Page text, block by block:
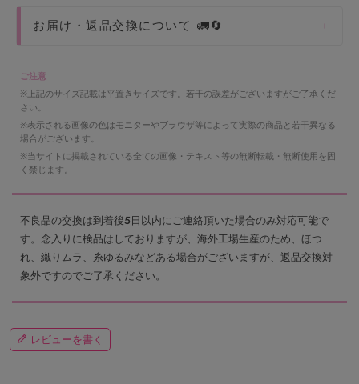
お届け・返品交換について 🚛🔄 ＋
ご注意
※上記のサイズ記載は平置きサイズです。若干の誤差がございますがご了承くだ
さい。
※表示される画像の色はモニターやブラウザ等によって実際の商品と若干異なる
場合がございます。
※当サイトに掲載されている全ての画像・テキスト等の無断転載・無断使用を固
く禁じます。
不良品の交換は到着後５日以内にご連絡頂いた場合のみ対応可能で
す。念入りに検品はしておりますが、海外工場生産のため、ほつ
れ、織りムラ、糸ゆるみなどある場合がございますが、返品交換対
象外ですのでご了承ください。
レビューを書く